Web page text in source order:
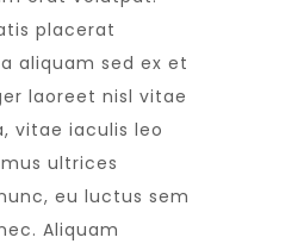
placerat
aliquam sed ex et
laoreet nisl vitae
vitae iaculis leo
ultrices
eu luctus sem
Aliquam